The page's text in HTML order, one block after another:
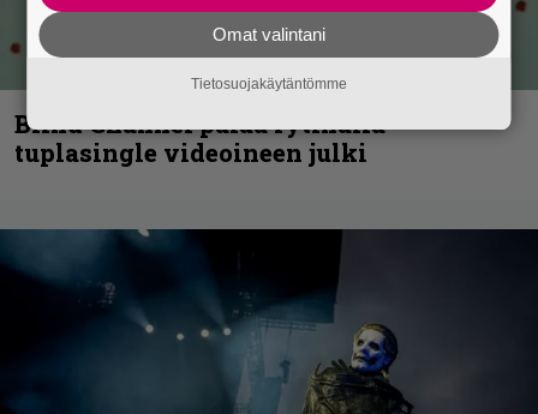
Blind Channel palaa rytinällä –
tuplasingle videoineen julki
Omat valintani
Tietosuojakäytäntömme